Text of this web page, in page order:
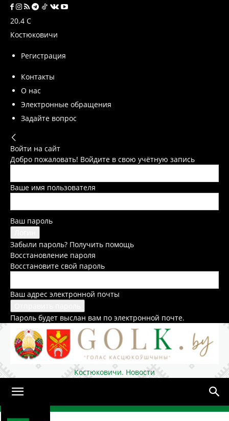
20.4 C
Костюковичи
Регистрация
Контакты
О нас
Электронные обращения
Задайте вопрос
Войти на сайт
Добро пожаловать! Войдите в свою учётную запись
Ваше имя пользователя
Ваш пароль
Забыли пароль? Получить помощь
Восстановление пароля
Восстановите свой пароль
Ваш адрес электронной почты
Пароль будет выслан вам по электронной почте.
Костюковичи. Новости
Домой